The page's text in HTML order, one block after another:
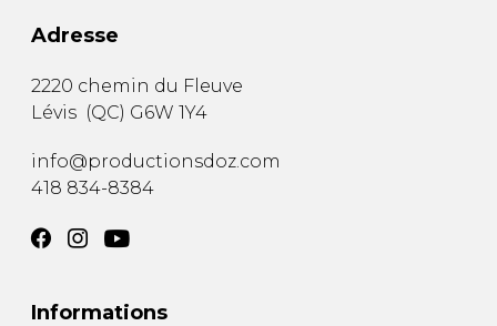
Adresse
2220 chemin du Fleuve
Lévis (QC) G6W 1Y4
info@productionsdoz.com
418 834-8384
Informations